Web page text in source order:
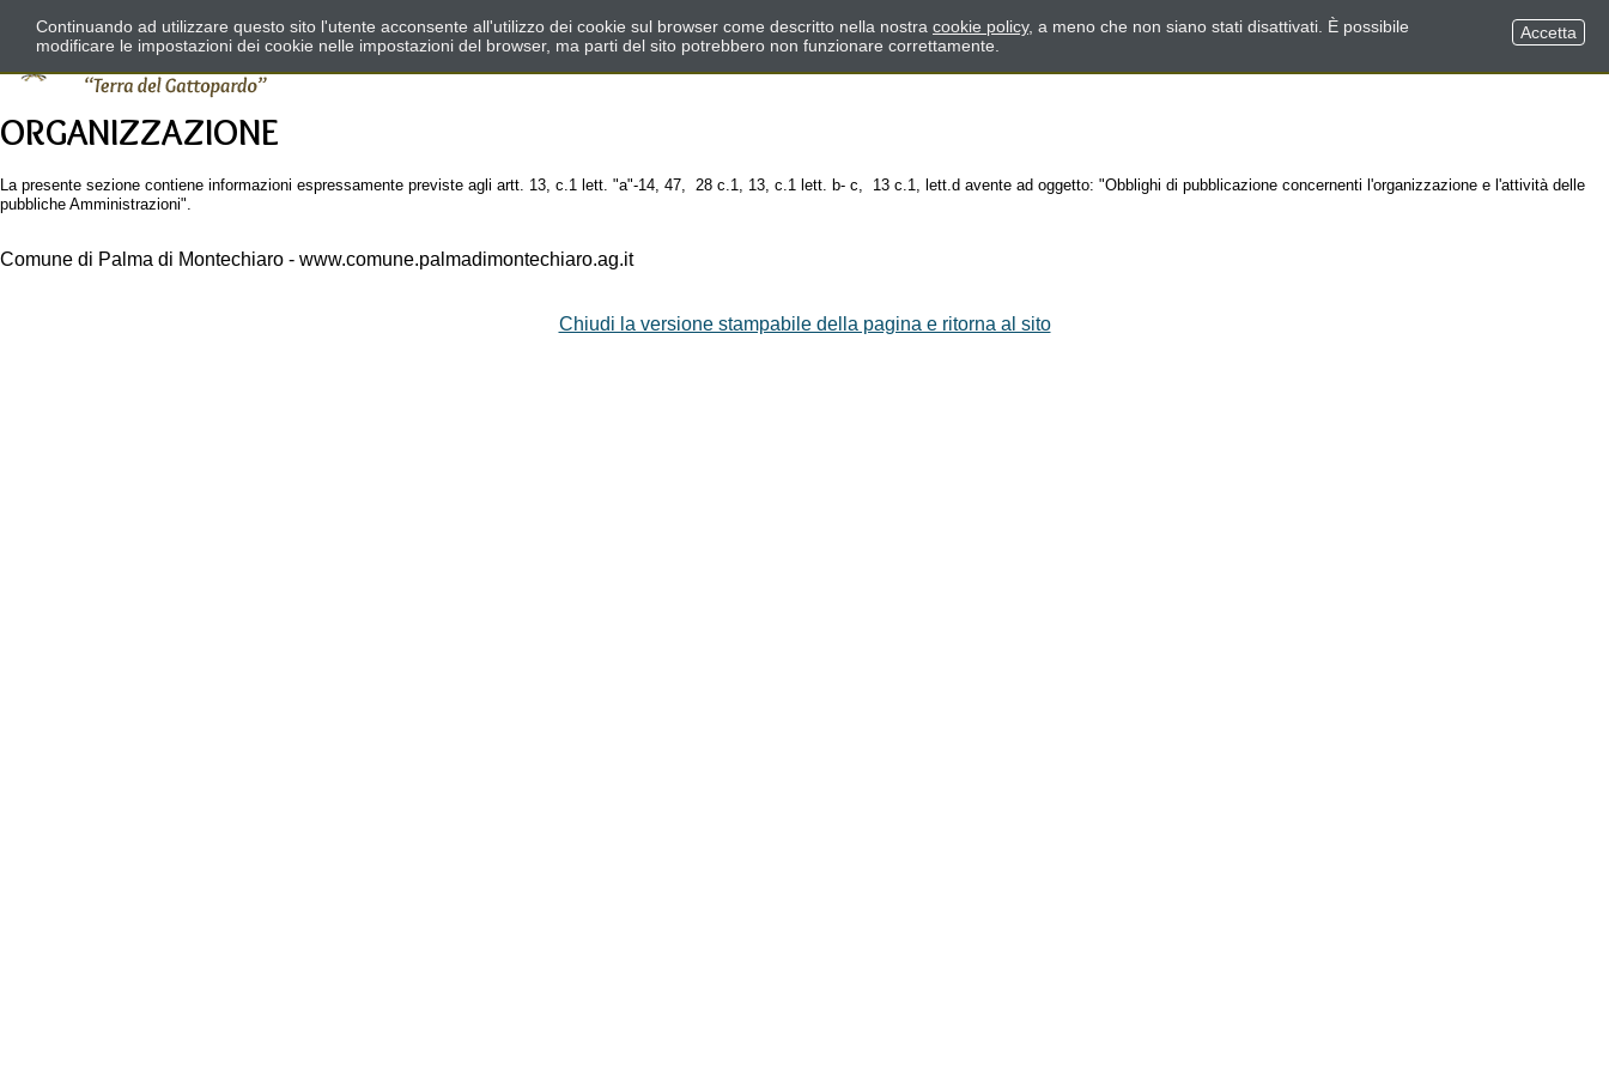
ORGANIZZAZIONE
La presente sezione contiene informazioni espressamente previste agli artt. 13, c.1 lett. "a"-14, 47, 28 c.1, 13, c.1 lett. b- c, 13 c.1, lett.d avente ad oggetto: "Obblighi di pubblicazione concernenti l'organizzazione e l'attività delle
pubbliche Amministrazioni".
Comune di Palma di Montechiaro - www.comune.palmadimontechiaro.ag.it
Chiudi la versione stampabile della pagina e ritorna al sito
Continuando ad utilizzare questo sito l'utente acconsente all'utilizzo dei cookie sul browser come descritto nella nostra cookie policy, a meno che non siano stati disattivati. È possibile
modificare le impostazioni dei cookie nelle impostazioni del browser, ma parti del sito potrebbero non funzionare correttamente.
Accetta